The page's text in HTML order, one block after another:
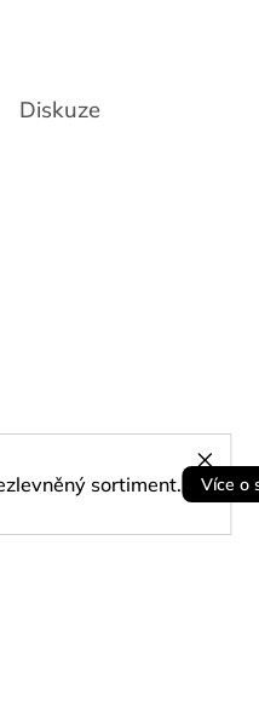
sortiment. Více o
Diskuze